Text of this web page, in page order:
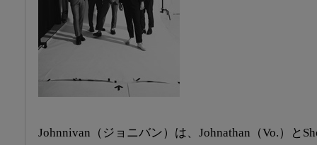
Johnnivan（ジョニバン）は、Johnathan（Vo.）と